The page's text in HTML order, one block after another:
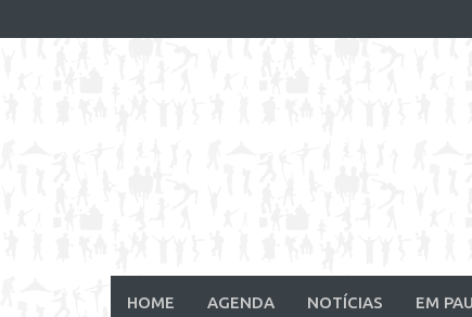
to
HOME AGENDA NOTÍCIAS EM